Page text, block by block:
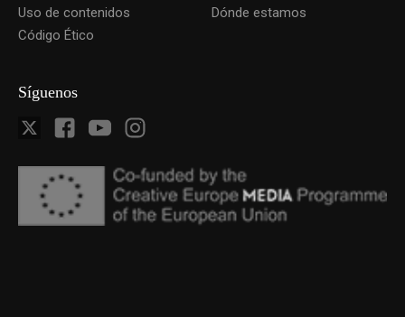
Uso de contenidos
Código Ético
Dónde estamos
Síguenos